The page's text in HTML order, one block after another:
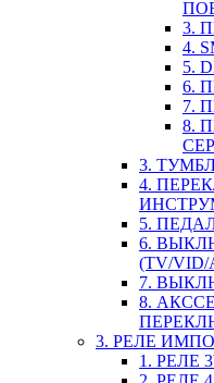
3.
4.
5.
6.
7.
8.
3.
4.
5.
6.
(TV/VID/
7.
8.
3. РЕЛЕ
1. РЕЛЕ